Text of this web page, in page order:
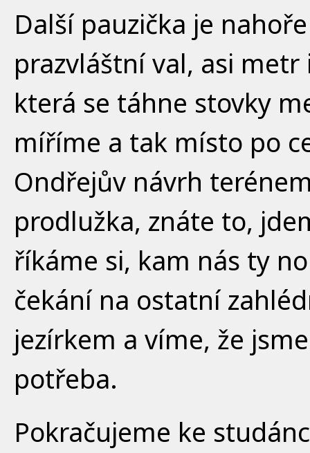
Další pauzička je
prazvláštní val, asi metr
která se táhne stovky
míříme a tak místo po
Ondřejův návrh
prodlužka, znáte to,
říkáme si, kam nás ty
čekání na ostatní
jezírkem a víme, že
potřeba.
Pokračujeme ke